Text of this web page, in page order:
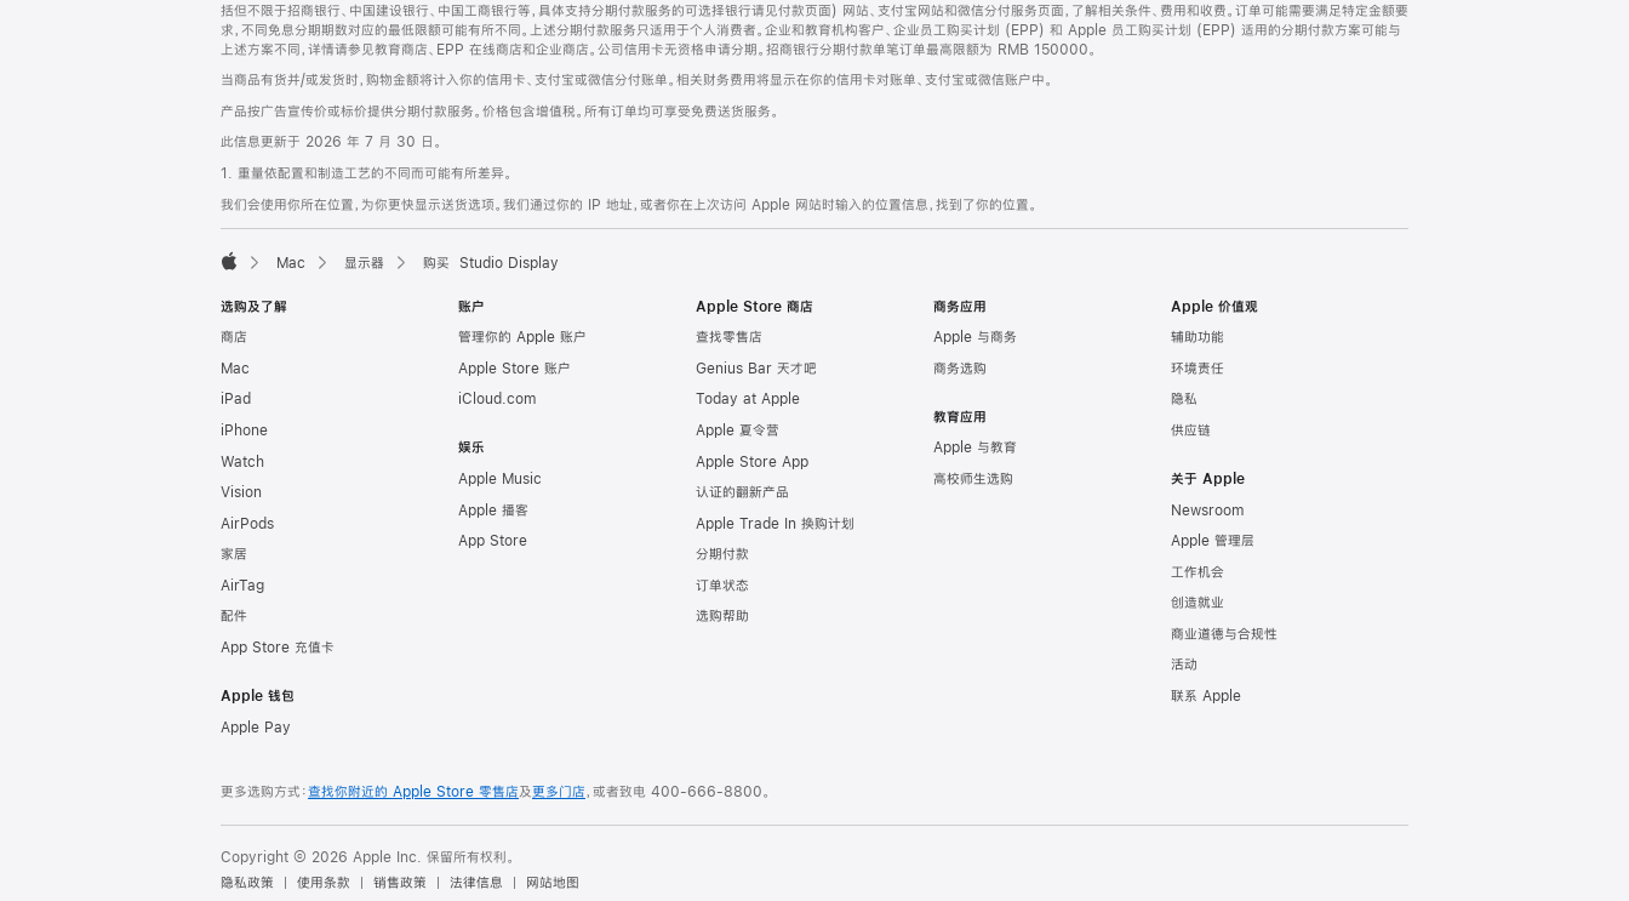
括但不限于招商银行、中国建设银行、中国工商银行等，具体支持分期付款服务的可选择银行请见付款页面) 网站、支付宝网站和微信分付服务页面，了解相关条件、费用和收费。订单可能需要满足特定金额要
求，不同免息分期期数对应的最低限额可能有所不同。上述分期付款服务只适用于个人消费者。企业和教育机构客户、企业员工购买计划 (EPP) 和 Apple 员工购买计划 (EPP) 适用的分期付款方案可能与
上述方案不同，详情请参见教育商店、EPP 在线商店和企业商店。公司信用卡无资格申请分期。招商银行分期付款单笔订单最高限额为 RMB 150000。
当商品有货并/或发货时，购物金额将计入你的信用卡、支付宝或微信分付账单。相关财务费用将显示在你的信用卡对账单、支付宝或微信账户中。
产品按广告宣传价或标价提供分期付款服务。价格包含增值税。所有订单均可享受免费送货服务。
此信息更新于 2026 年 7 月 30 日。
1. 重量依配置和制造工艺的不同而可能有所差异。
我们会使用你所在位置，为你更快显示送货选项。我们通过你的 IP 地址，或者你在上次访问 Apple 网站时输入的位置信息，找到了你的位置。
Mac 显示器 购买 Studio Display
选购及了解
商店
Mac
iPad
iPhone
Watch
Vision
AirPods
家居
AirTag
配件
App Store 充值卡
Apple 钱包
Apple Pay
账户
管理你的 Apple 账户
Apple Store 账户
iCloud.com
娱乐
Apple Music
Apple 播客
App Store
Apple Store 商店
查找零售店
Genius Bar 天才吧
Today at Apple
Apple 夏令营
Apple Store App
认证的翻新产品
Apple Trade In 换购计划
分期付款
订单状态
选购帮助
商务应用
Apple 与商务
商务选购
教育应用
Apple 与教育
高校师生选购
Apple 价值观
辅助功能
环境责任
隐私
供应链
关于 Apple
Newsroom
Apple 管理层
工作机会
创造就业
商业道德与合规性
活动
联系 Apple
更多选购方式：查找你附近的 Apple Store 零售店及更多门店，或者致电 400-666-8800。
Copyright © 2026 Apple Inc. 保留所有权利。
隐私政策
使用条款 销售政策 法律信息 网站地图